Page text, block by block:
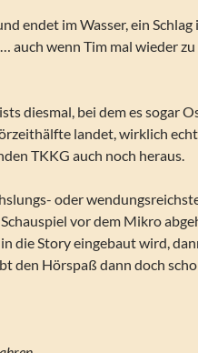
endet im Wasser, ein Schlag
auch wenn Tim mal wieder
diesmal, bei dem es sogar
landet, wirklich
TKKG auch noch heraus.
oder
vor dem Mikro
die Story eingebaut wird,
den Hörspaß dann doch